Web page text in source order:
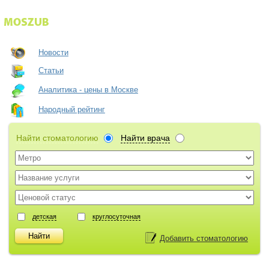
Новости
Статьи
Аналитика - цены в Москве
Народный рейтинг
Найти стоматологию Найти врача
детская круглосуточная
Добавить стоматологию